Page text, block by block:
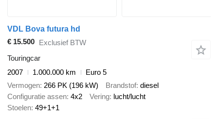
VDL Bova futura hd
€ 15.500 Exclusief BTW
Touringcar
2007
1.000.000 km
Euro 5
Vermogen 266 PK (196 kW) Brandstof diesel
Configuratie assen 4x2 Vering lucht/lucht
Stoelen 49+1+1